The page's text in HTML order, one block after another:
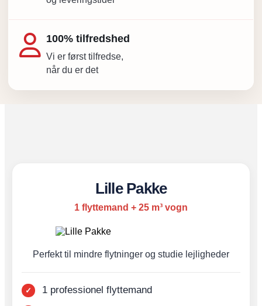
100% tilfredshed
Vi er først tilfredse,
når du er det
Lille Pakke
1 flyttemand + 25 m³ vogn
Perfekt til mindre flytninger og studie lejligheder
1 professionel flyttemand